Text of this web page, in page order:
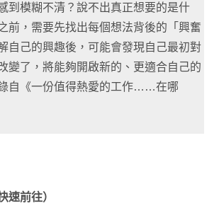
到模糊不清？說不出真正想要的是什
前，需要先找出每個想法背後的「興奮
自己的興趣後，可能會發現自己最初對
變了，將能夠開啟新的、更適合自己的
自《一份值得熱愛的工作……在哪
速前往）